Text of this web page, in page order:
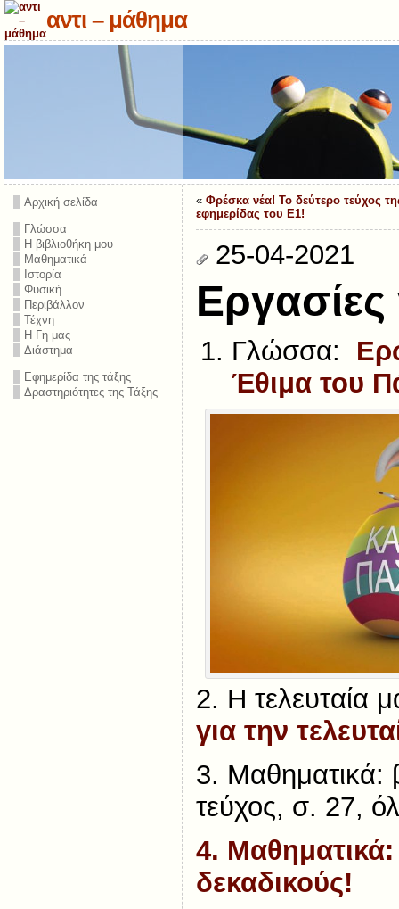
αντι – μάθημα
Αρχική σελίδα
Γλώσσα
Η βιβλιοθήκη μου
Μαθηματικά
Ιστορία
Φυσική
Περιβάλλον
Τέχνη
Η Γη μας
Διάστημα
Εφημερίδα της τάξης
Δραστηριότητες της Τάξης
« Φρέσκα νέα! Το δεύτερο τεύχος
εφημερίδας του Ε1!
25-04-2021
Γλώσσα:
Έθιμα του
2. Η τελευταία
για την
3. Μαθηματικά:
τεύχος, σ. 27,
4. Μαθηματικά:
δεκαδικούς!